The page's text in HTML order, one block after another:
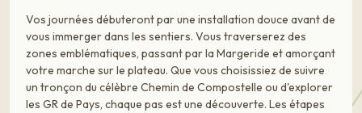
Vos journées débuteront par une installation douce avant de
vous immerger dans les sentiers. Vous traverserez des
zones emblématiques, passant par la Margeride et amorçant
votre marche sur le plateau. Que vous choisissiez de suivre
un tronçon du célèbre Chemin de Compostelle ou d'explorer
les GR de Pays, chaque pas est une découverte. Les étapes